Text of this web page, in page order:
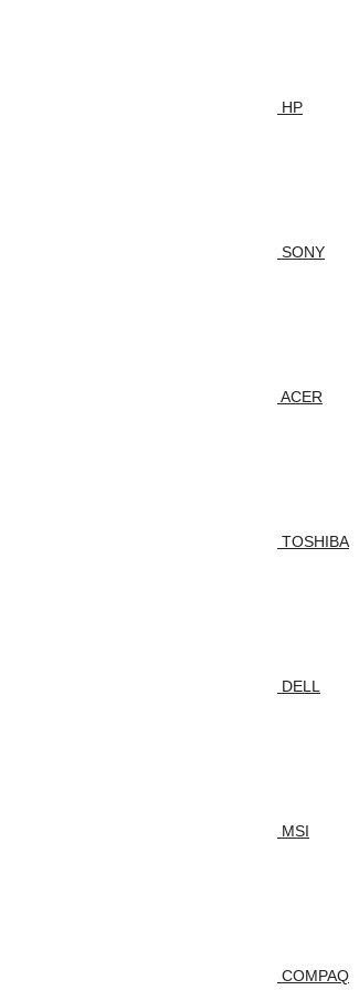
HP
SONY
ACER
TOSHIBA
DELL
MSI
COMPAQ